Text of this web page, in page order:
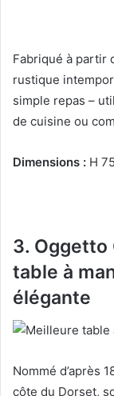
Fabriqué à partir
rustique
simple repas –
de cuisine ou
Dimensions : H
3. Oggetto
table à
élégante
Nommé d’après
côte du Dorset,